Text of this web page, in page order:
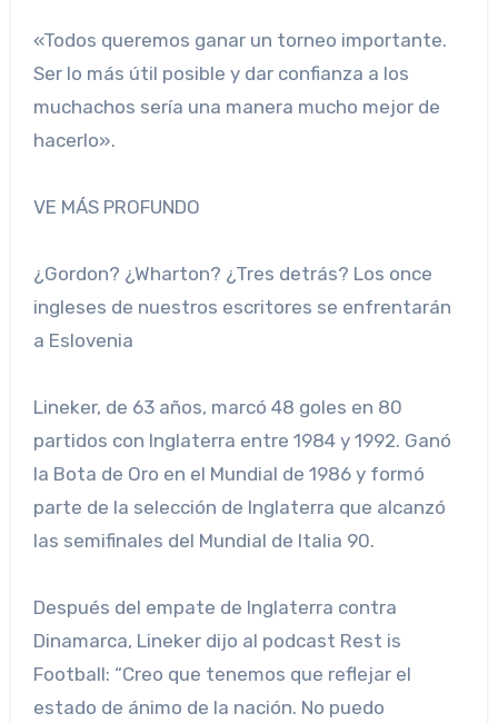
«Todos queremos ganar un torneo importante.
Ser lo más útil posible y dar confianza a los
muchachos sería una manera mucho mejor de
hacerlo».
VE MÁS PROFUNDO
¿Gordon? ¿Wharton? ¿Tres detrás? Los once
ingleses de nuestros escritores se enfrentarán
a Eslovenia
Lineker, de 63 años, marcó 48 goles en 80
partidos con Inglaterra entre 1984 y 1992. Ganó
la Bota de Oro en el Mundial de 1986 y formó
parte de la selección de Inglaterra que alcanzó
las semifinales del Mundial de Italia 90.
Después del empate de Inglaterra contra
Dinamarca, Lineker dijo al podcast Rest is
Football: “Creo que tenemos que reflejar el
estado de ánimo de la nación. No puedo